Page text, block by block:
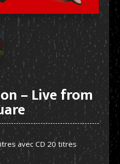
– Live from
avec CD 20 titres